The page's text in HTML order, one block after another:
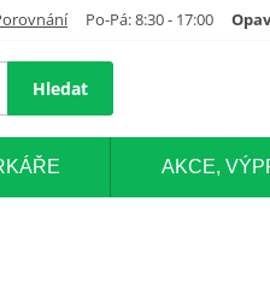
Po-Pá: 8:30 - 17:00
Hledat
AKCE,